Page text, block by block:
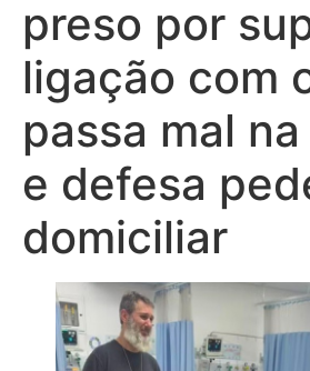
preso por
ligação com
passa mal
e defesa
domiciliar